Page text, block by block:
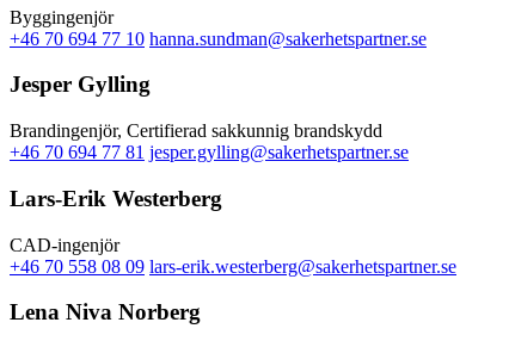
Byggingenjör
+46 70 694 77 10 hanna.sundman@sakerhetspartner.se
Jesper Gylling
Brandingenjör, Certifierad sakkunnig brandskydd
+46 70 694 77 81 jesper.gylling@sakerhetspartner.se
Lars-Erik Westerberg
CAD-ingenjör
+46 70 558 08 09 lars-erik.westerberg@sakerhetspartner.se
Lena Niva Norberg